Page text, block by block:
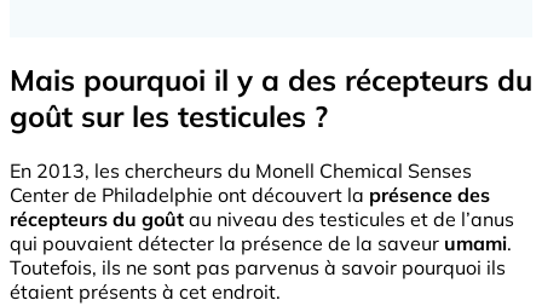
Mais pourquoi il y a des récepteurs du
goût sur les testicules ?
En 2013, les chercheurs du Monell Chemical Senses
Center de Philadelphie ont découvert la présence des
récepteurs du goût au niveau des testicules et de l’anus
qui pouvaient détecter la présence de la saveur umami.
Toutefois, ils ne sont pas parvenus à savoir pourquoi ils
étaient présents à cet endroit.